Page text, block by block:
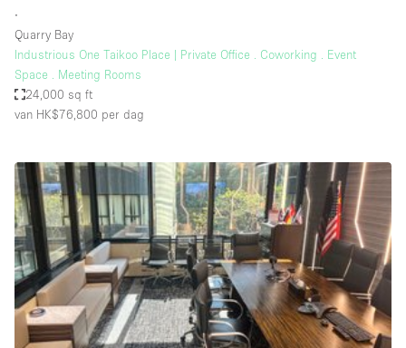
Kledingrek
Leefruimte
Meerdere kamers
Paskamers
Privé-parkeerplaats
RAW
Schitterend uitzicht
Smoking Area
Soundproof
∙
Quarry Bay
Industrious One Taikoo Place | Private Office . Coworking . Event
Space . Meeting Rooms
24,000 sq ft
van HK$76,800 per dag